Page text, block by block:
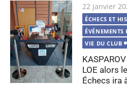
Publié
le
22 janvier
ÉCHECS ET
ÉVÉNEMENTS
VIE DU CLUB
LOE alors
Échecs ira